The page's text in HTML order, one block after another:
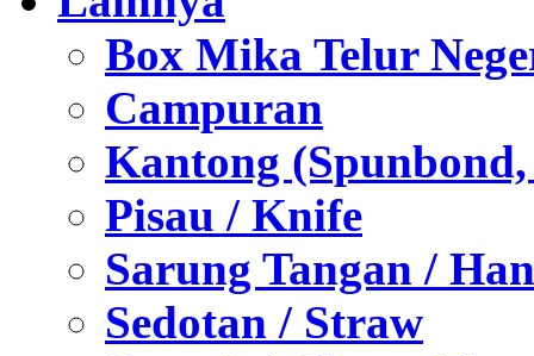
Box Mika Telur
Campuran
Kantong
Pisau / Knife
Sarung Tangan /
Sedotan / Straw